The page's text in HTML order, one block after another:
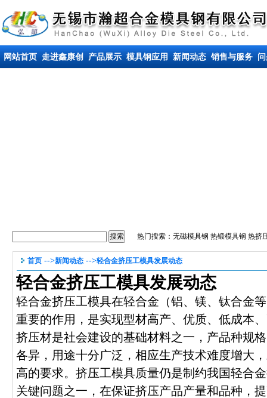
网站首页 走进鑫康创 产品展示 模具钢应用 新闻动态 销售与服务
热门搜索： 无磁模具钢 热锻模具钢 热挤
首页 -->新闻动态 -->轻合金挤压工模具发展动态
轻合金挤压工模具发展动态
轻合金挤压工模具在轻合金（铝、镁、钛合金
重要的作用，是实现型材高产、优质、低成本
挤压材是社会建设的基础材料之一，产品种规
各异，用途十分广泛，相应生产技术难度增大
高的要求。挤压工模具质量仍是制约我国轻合
关键问题之一，在保证挤压产品产量和品种，